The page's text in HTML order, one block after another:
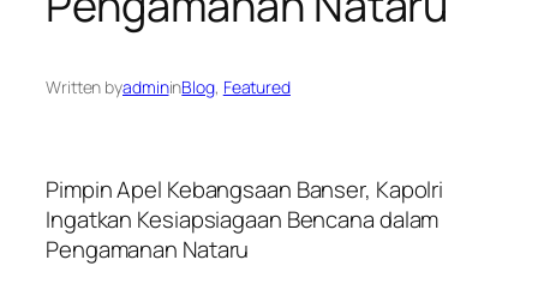
Written byadmininBlog, Featured
Pimpin Apel Kebangsaan Banser, Kapolri
Ingatkan Kesiapsiagaan Bencana dalam
Pengamanan Nataru